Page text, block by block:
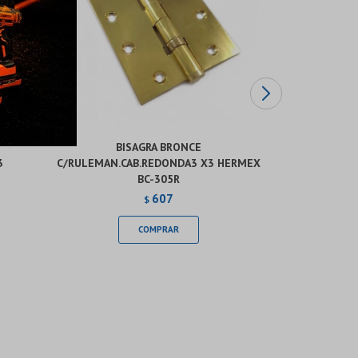
BISAGRA BRONCE
C/RULEMAN.CAB.REDONDA3 X3 HERMEX
BC-305R
$ 607